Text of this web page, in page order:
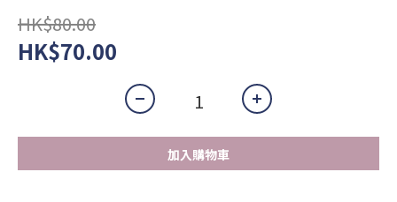
HK$80.00
HK$70.00
加入購物車